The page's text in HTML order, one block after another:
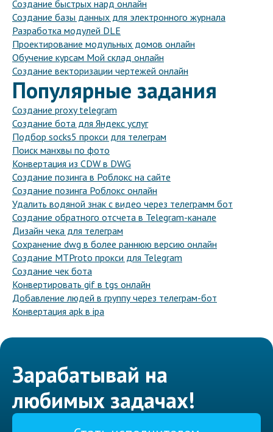
Создание быстрых нард онлайн
Создание базы данных для электронного журнала
Разработка модулей DLE
Проектирование модульных домов онлайн
Обучение курсам Мой склад онлайн
Создание векторизации чертежей онлайн
Популярные задания
Создание proxy telegram
Создание бота для Яндекс услуг
Подбор socks5 прокси для телеграм
Поиск манхвы по фото
Конвертация из CDW в DWG
Создание позинга в Роблокс на сайте
Создание позинга Роблокс онлайн
Удалить водяной знак с видео через телеграмм бот
Создание обратного отсчета в Telegram-канале
Дизайн чека для телеграм
Сохранение dwg в более раннюю версию онлайн
Создание MTProto прокси для Telegram
Создание чек бота
Конвертировать gif в tgs онлайн
Добавление людей в группу через телеграм-бот
Конвертация apk в ipa
Зарабатывай на
любимых задачах!